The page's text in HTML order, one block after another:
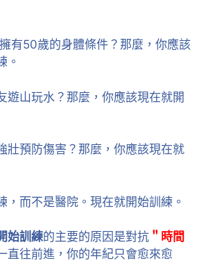
有50歲的身體條件？那麼，你應該
。
遊山玩水？那麼，你應該現在就開
壯預防傷害？那麼，你應該現在就
，而不是醫院。現在就開始訓練。
始訓練的主要的原因是對抗 ＂時間
直往前進，你的年紀只會愈來愈